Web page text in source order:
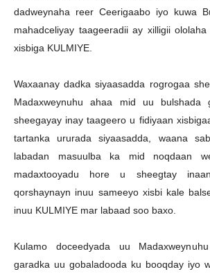
dadweynaha reer Ceerigaabo iyo kuwa
mahadceliyay taageeradii ay xilligii
xisbiga KULMIYE.
Waxaanay dadka siyaasadda rogrogaa
Madaxweynuhu ahaa mid uu bulshada
sheegayay inay taageero u fidiyaan
tartanka ururada siyaasadda, waana
labadan masuulba ka mid noqdaan
madaxtooyadu hore u sheegtay
qorshaynayn inuu sameeyo xisbi kale
inuu KULMIYE mar labaad soo baxo.
Kulamo doceedyada uu
garadka uu gobaladooda ku booqday iyo